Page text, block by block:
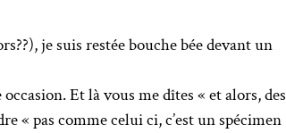
je suis restée bouche bée devant un
Et là vous me dîtes « et alors, des
« pas comme celui ci, c’est un spécimen